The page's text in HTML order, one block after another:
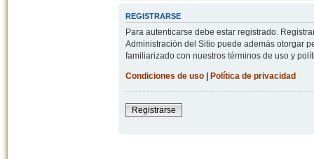
REGISTRARSE
Para autenticarse debe estar registrado.
Administración del Sitio puede además otorgar
familiarizado con nuestros términos de uso y
Condiciones de uso| Política de privacidad
Registrarse